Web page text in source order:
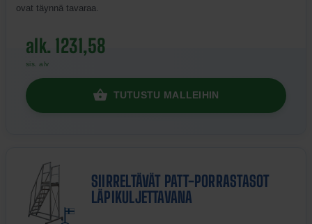
ovat täynnä tavaraa.
alk. 1231,58
sis. alv
TUTUSTU MALLEIHIN
SIIRRELTÄVÄT PATT-PORRASTASOT
LÄPIKULJETTAVANA